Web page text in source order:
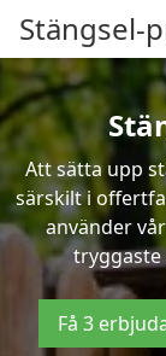
Stängsel-
Att sätta upp
särskilt i
använder
tryggaste
Få 3